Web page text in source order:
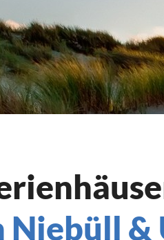
Niebüll &